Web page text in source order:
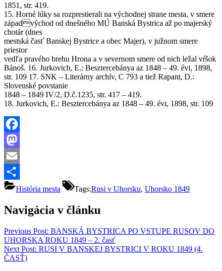
1851, str. 419.
15. Horné lúky sa rozprestierali na východnej strane mesta, v smere
západvýchod od dnešného MÚ Banská Bystrica až po majerský
chotár (dnes
mestská časť Banskej Bystrice a obec Majer), v južnom smere
priestor
vedľa pravého brehu Hrona a v severnom smere od nich ležal vŕšok
Bánoš. 16. Jurkovich, E.: Besztercebánya az 1848 – 49. évi, 1898,
str. 109 17. SNK – Literárny archív, C 793 a tiež Rapant, D.:
Slovenské povstanie
1848 – 1849 IV/2, D.č.1235, str. 417 – 419.
18. Jurkovich, E.: Besztercebánya az 1848 – 49. évi, 1898, str. 109
Facebook
Mastodon
Email
ShareHistória mesta Tags:Rusi v Uhorsku, Uhorsko 1849
Navigácia v článku
Previous Post: BANSKÁ BYSTRICA PO VSTUPE RUSOV DO
UHORSKA ROKU 1849 – 2. časť
Next Post: RUSI V BANSKEJ BYSTRICI V ROKU 1849 (4.
ČASŤ)